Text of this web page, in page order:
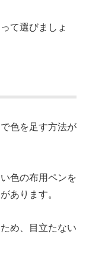
て選びましょ
色を足す方法が
色の布用ペンを
あります。
め、目立たない